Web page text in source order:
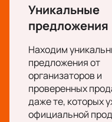
исполнит свои
выступление
оставляя
зрителя.
Не упустите шанс
музыкального
нашем сайте можно
Уникальные
предложения
Находим
предложения от
организаторов и
проверенных
даже те, которых
официальной